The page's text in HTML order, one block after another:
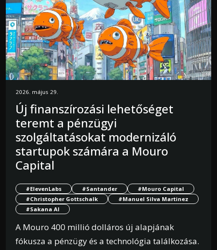
2026. május 29.
Új finanszírozási lehetőséget
teremt a pénzügyi
szolgáltatásokat modernizáló
startupok számára a Mouro
Capital
#ElevenLabs #Santander
#Mouro Capital
#Christopher Gottschalk
#Manuel Silva Martinez
#Sakana AI
A Mouro 400 millió dolláros új alapjának
fókusza a pénzügy és a technológia találkozása.